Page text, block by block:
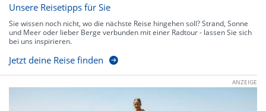
Unsere Reisetipps für Sie
Sie wissen noch nicht, wo die nächste Reise hingehen soll? Strand, Sonne
und Meer oder lieber Berge verbunden mit einer Radtour - lassen Sie sich
bei uns inspirieren.
Jetzt deine Reise finden
ANZEIGE